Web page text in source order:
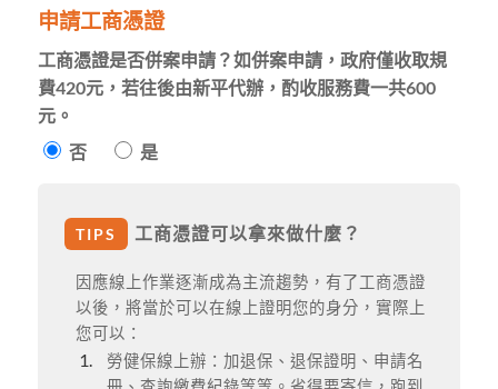
申請工商憑證
工商憑證是否併案申請？如併案申請，政府僅收取規
費420元，若往後由新平代辦，酌收服務費一共600
元。
否
是
TIPS 工商憑證可以拿來做什麼？
因應線上作業逐漸成為主流趨勢，有了工商憑證
以後，將當於可以在線上證明您的身分，實際上
您可以：
勞健保線上辦：加退保、退保證明、申請名